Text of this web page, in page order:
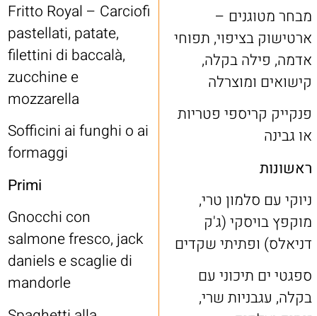
מבחר מטוגנים –
ארטישוק בציפוי, תפוחי
אדמה, פילה בקלה,
קישואים ומוצרלה
פנקייק קריספי פטריות
או גבינה
ראשונות
ניוקי עם סלמון טרי,
מוקפץ בויסקי (ג'ק
דניאלס) ופתיתי שקדים
ספגטי ים תיכוני עם
בקלה, עגבניות שרי,
Fritto Royal – Carciofi
pastellati, patate,
filettini di baccalà,
zucchine e
mozzarella
Sofficini ai funghi o ai
formaggi
Primi
Gnocchi con
salmone fresco, jack
daniels e scaglie di
mandorle